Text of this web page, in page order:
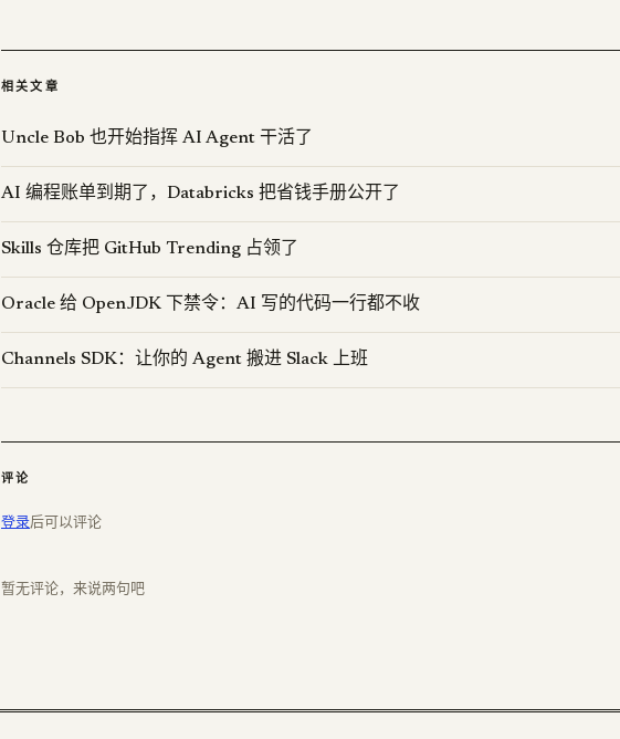
相关文章
Uncle Bob 也开始指挥 AI Agent 干活了
AI 编程账单到期了，Databricks 把省钱手册公开了
Skills 仓库把 GitHub Trending 占领了
Oracle 给 OpenJDK 下禁令：AI 写的代码一行都不收
Channels SDK：让你的 Agent 搬进 Slack 上班
评论
登录后可以评论
暂无评论，来说两句吧